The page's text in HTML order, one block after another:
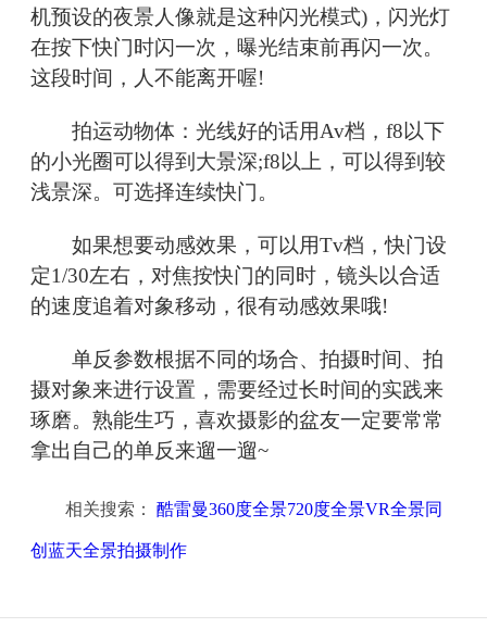
机预设的夜景人像就是这种闪光模式)，闪光灯
在按下快门时闪一次，曝光结束前再闪一次。
这段时间，人不能离开喔!
拍运动物体：光线好的话用Av档，f8以下
的小光圈可以得到大景深;f8以上，可以得到较
浅景深。可选择连续快门。
如果想要动感效果，可以用Tv档，快门设
定1/30左右，对焦按快门的同时，镜头以合适
的速度追着对象移动，很有动感效果哦!
单反参数根据不同的场合、拍摄时间、拍
摄对象来进行设置，需要经过长时间的实践来
琢磨。熟能生巧，喜欢摄影的盆友一定要常常
拿出自己的单反来遛一遛~
相关搜索： 酷雷曼360度全景720度全景VR全景同
创蓝天全景拍摄制作